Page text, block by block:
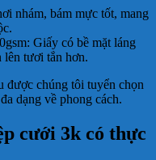
nhám, bám mực tốt, mang
Giấy có bề mặt láng
lên tươi tắn hơn.
được chúng tôi tuyển chọn
dạng về phong cách.
cưới 3k có thực